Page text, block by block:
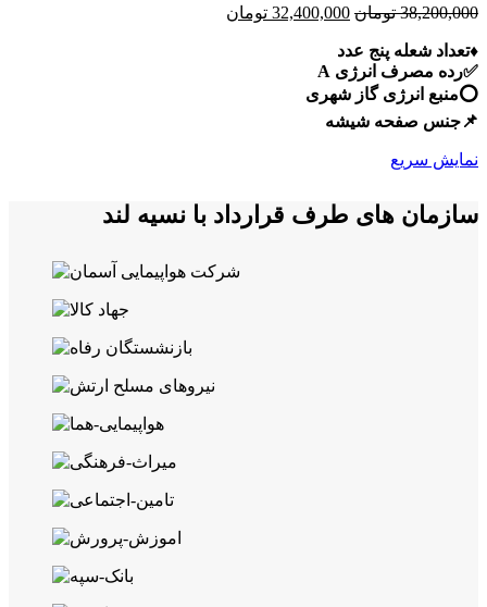
38,200,000 تومان قیمت
بود.
32,400,000 تومان
♦️تعداد شعله پنج عدد
✅رده مصرف انرژی A
⭕️منبع انرژی گاز شهری
📌جنس صفحه شیشه
نمایش سریع
سازمان های طرف قرارداد با نسیه لند